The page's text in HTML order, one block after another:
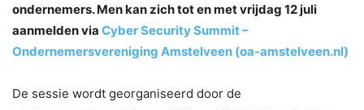
ondernemers. Men kan zich tot en met vrijdag 12 juli
aanmeldenvia Cyber Security Summit –
Ondernemersvereniging Amstelveen (oa-amstelveen.nl)
De sessie wordt georganiseerd door de